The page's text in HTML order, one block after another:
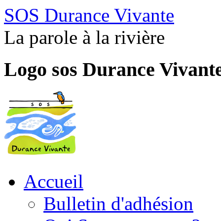
SOS Durance Vivante
La parole à la rivière
Logo sos Durance
Accueil
Bulletin d'adhésion